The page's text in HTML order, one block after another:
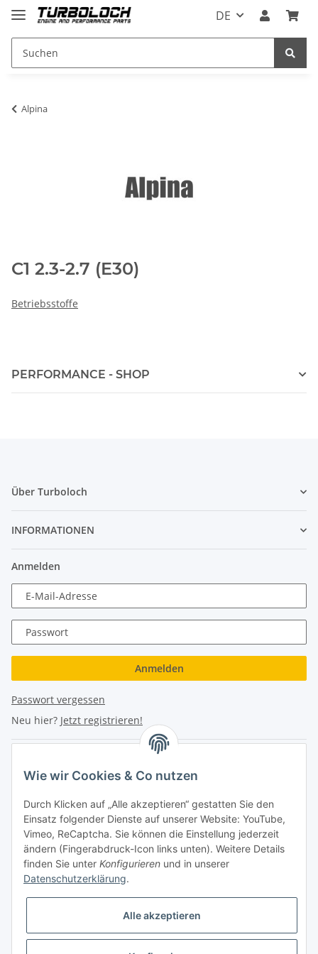
DE
Alpina
C1 2.3-2.7 (E30)
Betriebsstoffe
PERFORMANCE - SHOP
Über Turboloch
INFORMATIONEN
Anmelden
E-Mail-Adresse
Passwort
Anmelden
Passwort vergessen
Neu hier? Jetzt registrieren!
Hauptplatz 4
2870 Aspang
eMail: info@turboloch.at
Tel: +43 (0)660/1314150
Di - Fr 9-17 Uhr / Fr 9-12 Uhr
Achtung keine Abholung mehr möglich!!!
Wie wir Cookies & Co nutzen
Durch Klicken auf „Alle akzeptieren“ gestatten Sie den
Einsatz folgender Dienste auf unserer Website: YouTube,
Vimeo, ReCaptcha. Sie können die Einstellung jederzeit
ändern (Fingerabdruck-Icon links unten). Weitere Details
finden Sie unter Konfigurieren und in unserer
Datenschutzerklärung.
Alle akzeptieren